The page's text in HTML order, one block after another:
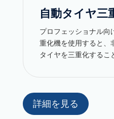
自動タイヤ三
プロフェッショナル向
重化機を使用すると、
タイヤを三重化するこ
詳細を見る